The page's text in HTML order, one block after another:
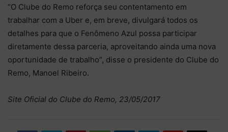
“O Clube do Remo reforça seu contentamento em
trabalhar com a Uber e, em breve, divulgará todos os
detalhes para que o Fenômeno Azul possa participar
diretamente dessa parceria, aproveitando ainda uma nova
oportunidade de trabalho”, disse o presidente do Clube do
Remo, Manoel Ribeiro.
Site Oficial do Clube do Remo, 23/05/2017